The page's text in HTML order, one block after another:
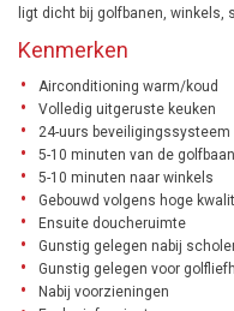
ligt dicht bij golfbanen, winkels,
Kenmerken
Airconditioning warm/koud
Volledig uitgeruste keuken
24-uurs beveiligingssysteem
5-10 minuten van de golfbaan
5-10 minuten naar winkels
Gebouwd volgens hoge
Ensuite doucheruimte
Gunstig gelegen nabij
Gunstig gelegen voor
Nabij voorzieningen